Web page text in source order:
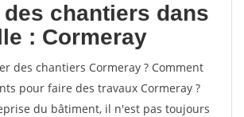
chantiers dans
: Cormeray
des chantiers Cormeray ? Comment
pour faire des travaux Cormeray ?
du bâtiment, il n'est pas toujours